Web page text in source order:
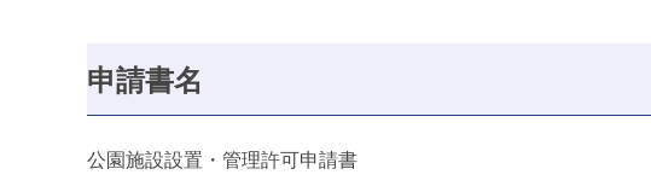
申請書名
公園施設設置・管理許可申請書